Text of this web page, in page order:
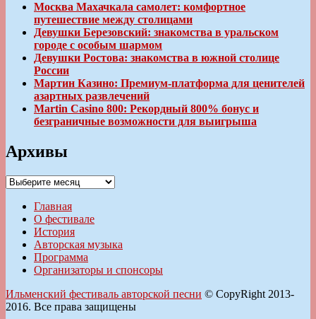
Москва Махачкала самолет: комфортное
путешествие между столицами
Девушки Березовский: знакомства в уральском
городе с особым шармом
Девушки Ростова: знакомства в южной столице
России
Мартин Казино: Премиум-платформа для ценителей
азартных развлечений
Martin Casino 800: Рекордный 800% бонус и
безграничные возможности для выигрыша
Архивы
Архивы
Главная
О фестивале
История
Авторская музыка
Программа
Организаторы и спонсоры
Ильменский фестиваль авторской песни © CopyRight 2013-
2016. Все права защищены